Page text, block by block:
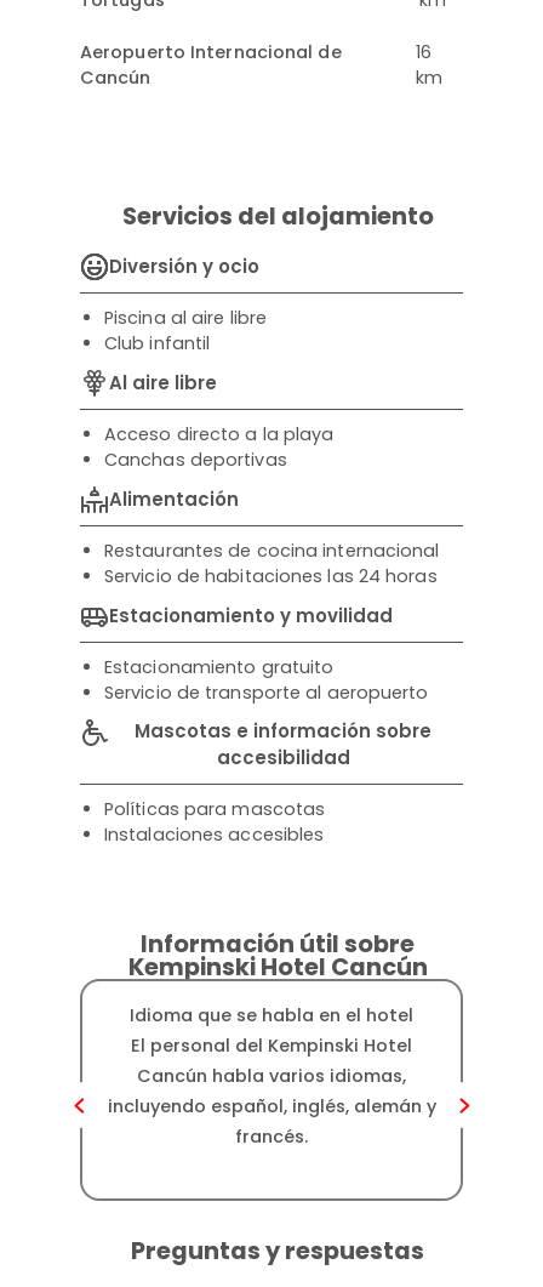
Aeropuerto Internacional de
Cancún
16
km
Servicios del alojamiento
Diversión y ocio
Piscina al aire libre
Club infantil
Al aire libre
Acceso directo a la playa
Canchas deportivas
Alimentación
Restaurantes de cocina internacional
Servicio de habitaciones las 24 horas
Estacionamiento y movilidad
Estacionamiento gratuito
Servicio de transporte al aeropuerto
Mascotas e información sobre
accesibilidad
Políticas para mascotas
Instalaciones accesibles
Información útil sobre
Kempinski Hotel Cancún
Idioma que se habla en el hotel
El personal del Kempinski Hotel
Cancún habla varios idiomas,
incluyendo español, inglés, alemán y
francés.
Preguntas y respuestas